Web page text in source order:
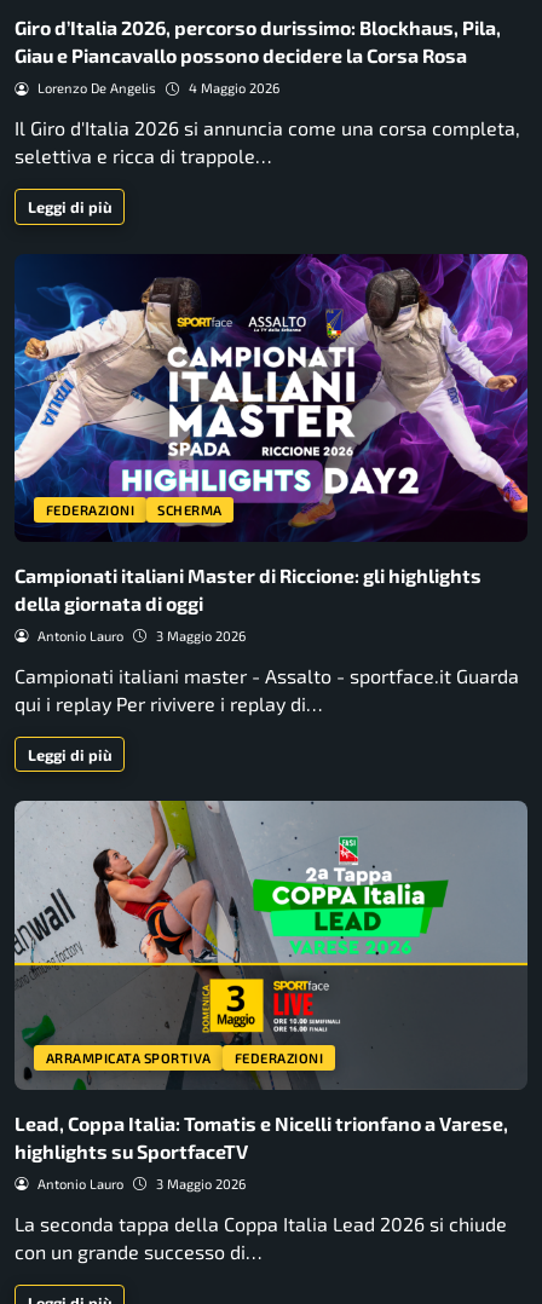
Giro d’Italia 2026, percorso durissimo: Blockhaus, Pila,
Giau e Piancavallo possono decidere la Corsa Rosa
Lorenzo De Angelis 4 Maggio 2026
Il Giro d'Italia 2026 si annuncia come una corsa completa,
selettiva e ricca di trappole…
Leggi di più
FEDERAZIONI SCHERMA
Campionati italiani Master di Riccione: gli highlights
della giornata di oggi
Antonio Lauro 3 Maggio 2026
Campionati italiani master - Assalto - sportface.it Guarda
qui i replay Per rivivere i replay di…
Leggi di più
ARRAMPICATA SPORTIVA FEDERAZIONI
Lead, Coppa Italia: Tomatis e Nicelli trionfano a Varese,
highlights su SportfaceTV
Antonio Lauro 3 Maggio 2026
La seconda tappa della Coppa Italia Lead 2026 si chiude
con un grande successo di…